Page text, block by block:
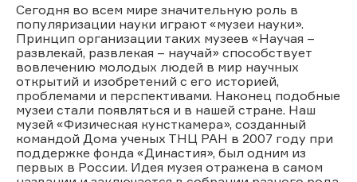
Сегодня во всем мире значительную роль в
популяризации науки играют «музеи науки».
Принцип организации таких музеев «Научая –
развлекай, развлекая – научай» способствует
вовлечению молодых людей в мир научных
открытий и изобретений с его историей,
проблемами и перспективами. Наконец подобные
музеи стали появляться и в нашей стране. Наш
музей «Физическая кунсткамера», созданный
командой Дома ученых ТНЦ РАН в 2007 году при
поддержке фонда «Династия», был одним из
первых в России. Идея музея отражена в самом